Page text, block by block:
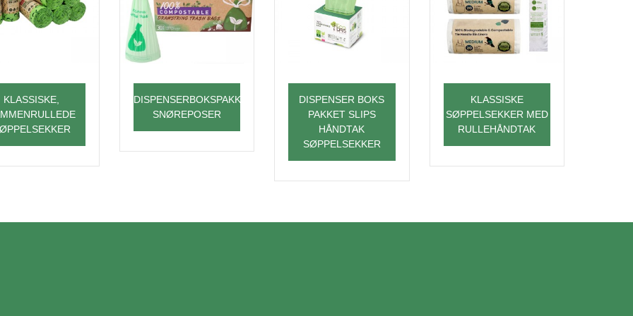
KLASSISKE,
DISPENSERBOKSPAKKEDE
SNØREPOSER
DISPENSER BOKS
PAKKET SLIPS
HÅNDTAK
SØPPELSEKKER
KLASSISKE
SØPPELSEKKER MED
RULLEHÅNDTAK